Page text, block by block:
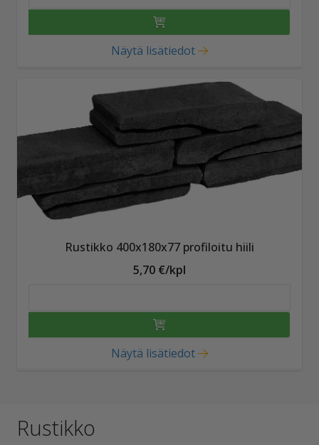
Näytä lisätiedot
Rustikko 400x180x77 profiloitu hiili
5,70 €/kpl
Näytä lisätiedot
Rustikko